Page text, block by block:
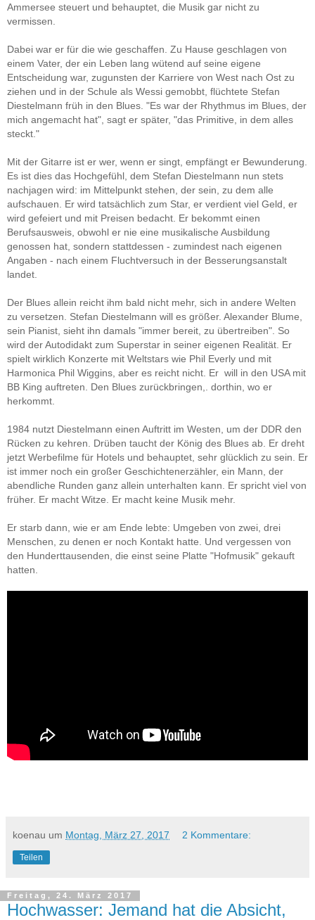
Ammersee steuert und behauptet, die Musik gar nicht zu
vermissen.
Dabei war er für die wie geschaffen. Zu Hause geschlagen von
einem Vater, der ein Leben lang wütend auf seine eigene
Entscheidung war, zugunsten der Karriere von West nach Ost zu
ziehen und in der Schule als Wessi gemobbt, flüchtete Stefan
Diestelmann früh in den Blues. "Es war der Rhythmus im Blues, der
mich angemacht hat", sagt er später, "das Primitive, in dem alles
steckt."
Mit der Gitarre ist er wer, wenn er singt, empfängt er Bewunderung.
Es ist dies das Hochgefühl, dem Stefan Diestelmann nun stets
nachjagen wird: im Mittelpunkt stehen, der sein, zu dem alle
aufschauen. Er wird tatsächlich zum Star, er verdient viel Geld, er
wird gefeiert und mit Preisen bedacht. Er bekommt einen
Berufsausweis, obwohl er nie eine musikalische Ausbildung
genossen hat, sondern stattdessen - zumindest nach eigenen
Angaben - nach einem Fluchtversuch in der Besserungsanstalt
landet.
Der Blues allein reicht ihm bald nicht mehr, sich in andere Welten
zu versetzen. Stefan Diestelmann will es größer. Alexander Blume,
sein Pianist, sieht ihn damals "immer bereit, zu übertreiben". So
wird der Autodidakt zum Superstar in seiner eigenen Realität. Er
spielt wirklich Konzerte mit Weltstars wie Phil Everly und mit
Harmonica Phil Wiggins, aber es reicht nicht. Er will in den USA mit
BB King auftreten. Den Blues zurückbringen,. dorthin, wo er
herkommt.
1984 nutzt Diestelmann einen Auftritt im Westen, um der DDR den
Rücken zu kehren. Drüben taucht der König des Blues ab. Er dreht
jetzt Werbefilme für Hotels und behauptet, sehr glücklich zu sein. Er
ist immer noch ein großer Geschichtenerzähler, ein Mann, der
abendliche Runden ganz allein unterhalten kann. Er spricht viel von
früher. Er macht Witze. Er macht keine Musik mehr.
Er starb dann, wie er am Ende lebte: Umgeben von zwei, drei
Menschen, zu denen er noch Kontakt hatte. Und vergessen von
den Hunderttausenden, die einst seine Platte "Hofmusik" gekauft
hatten.
koenau um Montag, März 27, 2017 2 Kommentare:
Teilen
Freitag, 24. März 2017
Hochwasser: Jemand hat die Absicht,